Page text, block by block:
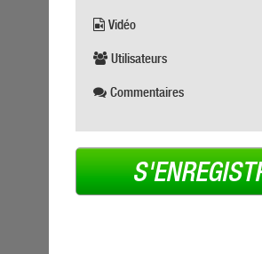
Vidéo
Utilisateurs
Commentaires